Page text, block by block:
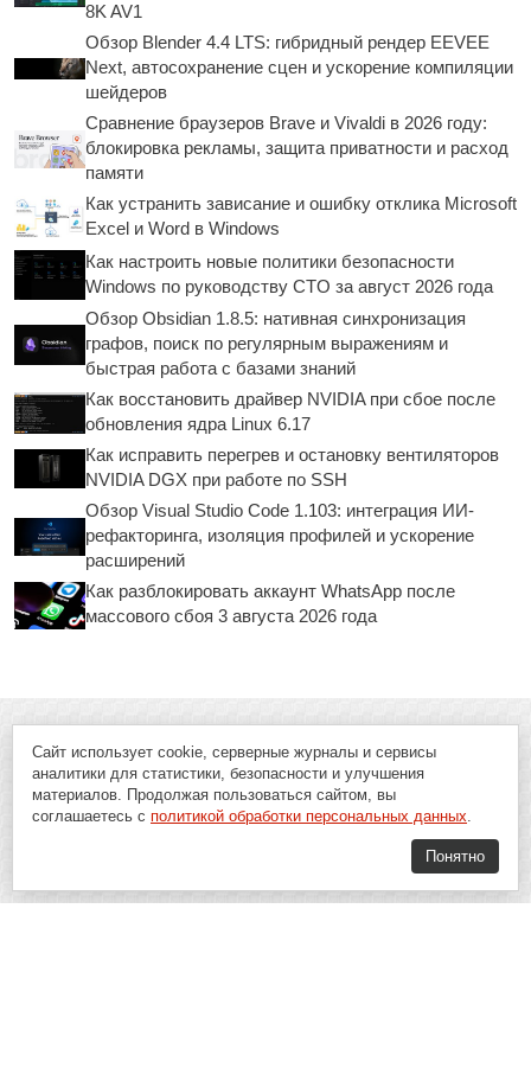
8K AV1
Обзор Blender 4.4 LTS: гибридный рендер EEVEE
Next, автосохранение сцен и ускорение компиляции
шейдеров
Сравнение браузеров Brave и Vivaldi в 2026 году:
блокировка рекламы, защита приватности и расход
памяти
Как устранить зависание и ошибку отклика Microsoft
Excel и Word в Windows
Как настроить новые политики безопасности
Windows по руководству CTO за август 2026 года
Обзор Obsidian 1.8.5: нативная синхронизация
графов, поиск по регулярным выражениям и
быстрая работа с базами знаний
Как восстановить драйвер NVIDIA при сбое после
обновления ядра Linux 6.17
Как исправить перегрев и остановку вентиляторов
NVIDIA DGX при работе по SSH
Обзор Visual Studio Code 1.103: интеграция ИИ-
рефакторинга, изоляция профилей и ускорение
расширений
Как разблокировать аккаунт WhatsApp после
массового сбоя 3 августа 2026 года
Сайт использует cookie, серверные журналы и сервисы
аналитики для статистики, безопасности и улучшения
материалов. Продолжая пользоваться сайтом, вы
соглашаетесь с политикой обработки персональных данных.
Понятно